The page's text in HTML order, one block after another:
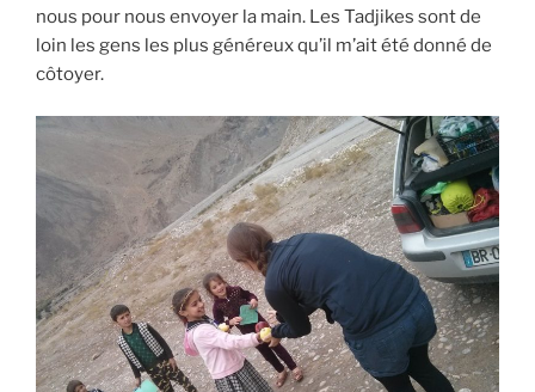
nous pour nous envoyer la main. Les Tadjikes sont de
loin les gens les plus généreux qu’il m’ait été donné de
côtoyer.